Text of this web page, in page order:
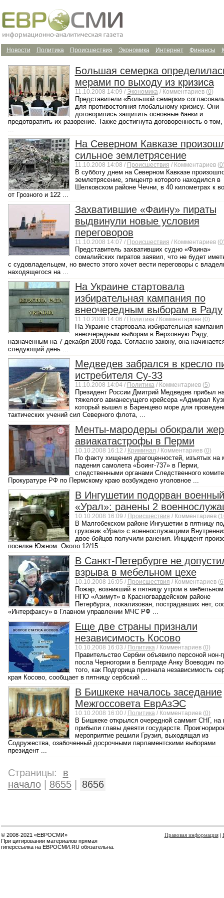
Финансы
Интернет
Экономика
Происшествия
Политика
Новости
Большая семерка
мерами по выходу из кризиса
11.10.2008 14:09 / Экономика/ Комментариев (0)
Представители «Большой семерки»
для противостояния глобальному кризису. Они
договорились защитить основные банки и
предотвратить их разорение. Также достигнута договоренность о
...
На Северном Кавказе
сильное землетрясение
11.10.2008 14:08 / Происшествия / Комментариев (0
В субботу днем на Северном Кавказе
землетрясение, эпицентр которого находился в
Шелковском районе Чечни, в 40 километрах к
от Грозного и 122 ...
Захватившие «Фаину» пираты
выдвинули новые условия
переговоров
11.10.2008 14:07 / Происшествия / Комментариев (0
Представитель захвативших судно «Фаина»
сомалийских пиратов заявил, что не будет
с судовладельцем, но вместо этого хочет вести переговоры с
находящегося на ...
На Украине стартовала
избирательная кампания по
внеочередным выборам в Раду
11.10.2008 14:06 / Политика/ Комментариев (0)
На Украине стартовала избирательная
внеочередным выборам в Верховную Раду,
назначенным на 7 декабря 2008 года. Согласно закону, она
следующий день ...
Медведев забрался в кресло
истребителя Су-33
11.10.2008 14:04 / Политика/ Комментариев (5)
Президент России Дмитрий Медведев прибыл
тяжелого авианесущего крейсера «Адмирал
который вышел в Баренцево море для
тактических учений сил Северного флота, ...
Менты-мародеры обокрали
авиакатастрофы в Перми
10.10.2008 16:12 / Криминал / Комментариев (0)
По факту хищения драгоценностей, изъятых на
падения самолета «Боинг-737» в Перми,
следственными органами Следственного
Прокуратуре РФ по Пермскому краю возбуждено уголовное ...
В Ингушетии подорван военный
«Урал»: ранены 2
10.10.2008 16:09 / Происшествия / Комментариев (
В Малгобекском районе Ингушетии в пятницу
грузовик «Урал» с военнослужащими
двое бойцов получили ранения. Инцидент
поселке Южном. Около 12/15 ...
В Санкт-Петербурге не
взрыва в мебельном цехе
10.10.2008 16:05 / Происшествия / Комментариев (6
Пожар, возникший в пятницу утром в
НПО «Азимут» в Красногвардейском районе
Петербурга, локализован, пострадавших нет,
«Интерфаксу» в Главном управлении МЧС РФ ...
Еще две страны признали
независимость Косово
10.10.2008 16:03 / Политика/ Комментариев (0)
Правительство Сербии объявило персоной нон-
посла Черногории в Белграде Анку Воеводич
того, как Подгорица признала независимость
края Косово, сообщает в пятницу сербский ...
В Бишкеке началось заседание
Межгоссовета ЕврАзЭС
10.10.2008 16:00 / Политика/ Комментариев (0)
В Бишкеке открылся очередной саммит СНГ, на
прибыли главы девяти государств.
мероприятие решили Грузия, выходящая из
Содружества, озабоченный досрочными парламентскими выборами
президент ...
Страницы: в
начало| 8655| 8656
© 2008-2021 «ЕВРОСМИ»
При цитировании материалов прямая
гиперссылка на ЕВРОСМИ.RU обязательна.
Правовая информация|